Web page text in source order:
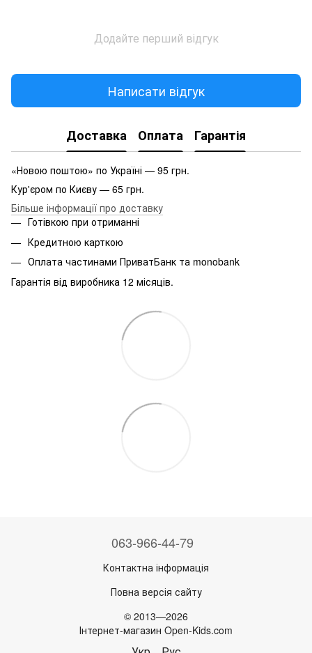
Додайте перший відгук
Написати відгук
Доставка Оплата Гарантія
«Новою поштою» по Україні — 95 грн.
Кур'єром по Києву — 65 грн.
Більше інформації про доставку
Готівкою при отриманні
Кредитною карткою
Оплата частинами ПриватБанк та monobank
Гарантія від виробника 12 місяців.
063-966-44-79
Контактна інформація
Повна версія сайту
© 2013—2026
Інтернет-магазин Open-Kids.com